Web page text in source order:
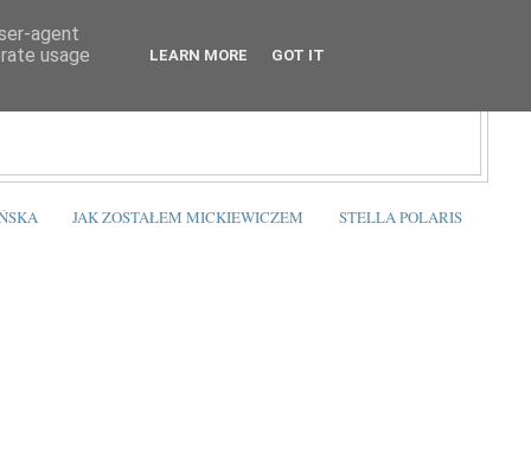
JAK ZOSTAŁEM MICKIEWICZEM STELLA POLARIS
agent
usage
LEARN MORE GOT IT